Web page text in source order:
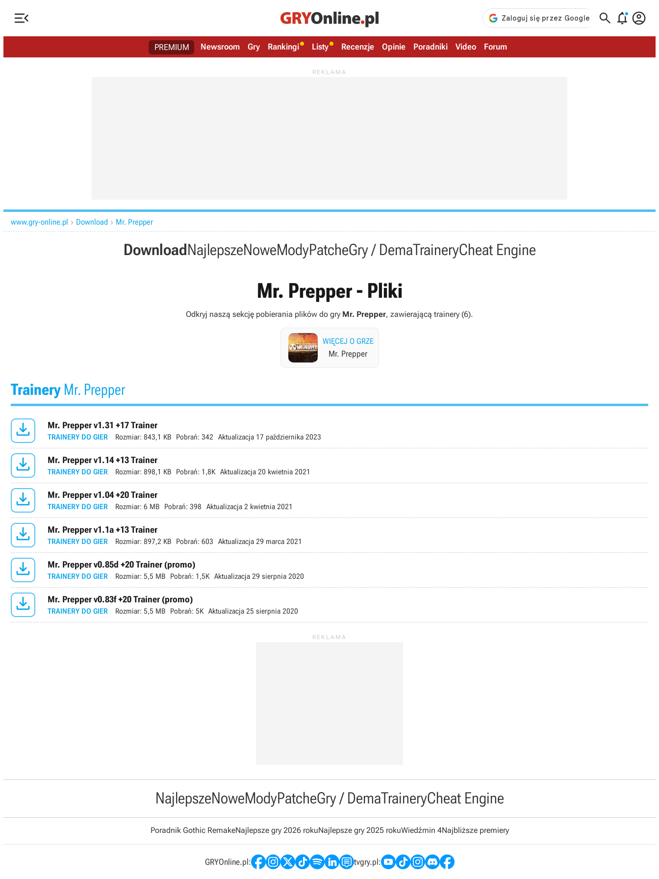
   
PREMIUM Newsroom Gry Rankingi Listy Recenzje Opinie Poradniki Video Forum
www.gry-online.pl  Download  Mr. Prepper
DownloadNajlepszeNoweModyPatcheGry / DemaTraineryCheat Engine
Mr. Prepper - Pliki
Odkryj naszą sekcję pobierania plików do gry Mr. Prepper, zawierającą trainery (6).
WIĘCEJ O GRZE
Mr. Prepper
Trainery Mr. Prepper
 Mr. Prepper v1.31 +17 Trainer
TRAINERY DO GIER Rozmiar: 843,1 KB Pobrań: 342 Aktualizacja 17 października 2023
 Mr. Prepper v1.14 +13 Trainer
TRAINERY DO GIER Rozmiar: 898,1 KB Pobrań: 1,8K Aktualizacja 20 kwietnia 2021
 Mr. Prepper v1.04 +20 Trainer
TRAINERY DO GIER Rozmiar: 6 MB Pobrań: 398 Aktualizacja 2 kwietnia 2021
 Mr. Prepper v1.1a +13 Trainer
TRAINERY DO GIER Rozmiar: 897,2 KB Pobrań: 603 Aktualizacja 29 marca 2021
 Mr. Prepper v0.85d +20 Trainer (promo)
TRAINERY DO GIER Rozmiar: 5,5 MB Pobrań: 1,5K Aktualizacja 29 sierpnia 2020
 Mr. Prepper v0.83f +20 Trainer (promo)
TRAINERY DO GIER Rozmiar: 5,5 MB Pobrań: 5K Aktualizacja 25 sierpnia 2020
NajlepszeNoweModyPatcheGry / DemaTraineryCheat Engine
Poradnik Gothic RemakeNajlepsze gry 2026 rokuNajlepsze gry 2025 rokuWiedźmin 4Najbliższe premiery
GRYOnline.pl: tvgry.pl: